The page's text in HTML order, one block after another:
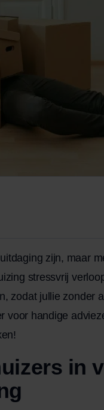
zijn, maar
stressvrij
zodat jullie zonder
voor handige
in